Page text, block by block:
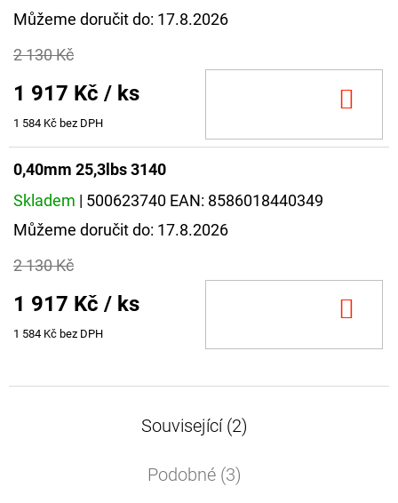
Můžeme doručit do: 17.8.2026
2 130 Kč
1 917 Kč / ks
1 584 Kč bez DPH
0,40mm 25,3lbs 3140
Skladem | 500623740 EAN: 8586018440349
Můžeme doručit do: 17.8.2026
2 130 Kč
1 917 Kč / ks
1 584 Kč bez DPH
Související (2)
Podobné (3)